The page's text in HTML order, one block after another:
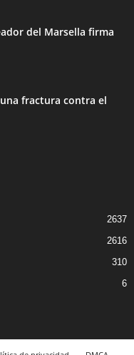
del Marsella firma
fractura contra el
2637
2616
310
6